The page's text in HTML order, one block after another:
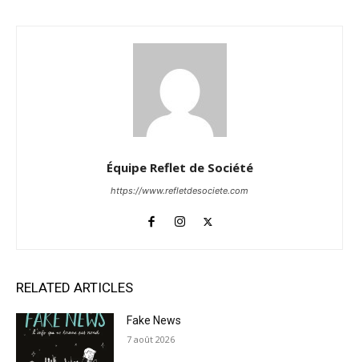
Équipe Reflet de Société
https://www.refletdesociete.com
RELATED ARTICLES
Fake News
7 août 2026